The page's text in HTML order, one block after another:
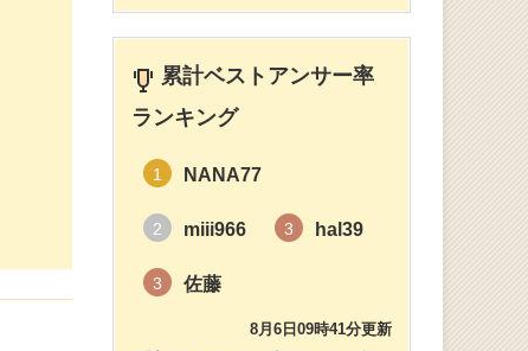
累計ベストアンサー率
ランキング
1 NANA77
2 miii966 3 hal39
3 佐藤
8月6日09時41分更新